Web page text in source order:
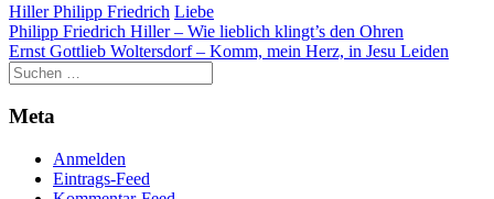
Hiller Philipp Friedrich Liebe
Beitragsnavigation
Philipp Friedrich Hiller – Wie lieblich klingt’s den Ohren
Ernst Gottlieb Woltersdorf – Komm, mein Herz, in Jesu Leiden
Meta
Anmelden
Eintrags-Feed